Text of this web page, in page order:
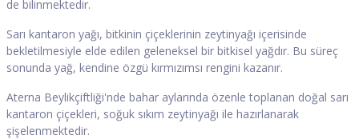
de bilinmektedir.
Sarı kantaron yağı, bitkinin çiçeklerinin zeytinyağı içerisinde
bekletilmesiyle elde edilen geleneksel bir bitkisel yağdır. Bu süreç
sonunda yağ, kendine özgü kırmızımsı rengini kazanır.
Aterna Beylikçiftliği'nde bahar aylarında özenle toplanan doğal sarı
kantaron çiçekleri, soğuk sıkım zeytinyağı ile hazırlanarak
şişelenmektedir.